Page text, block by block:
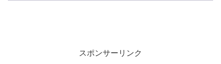
スポンサーリンク